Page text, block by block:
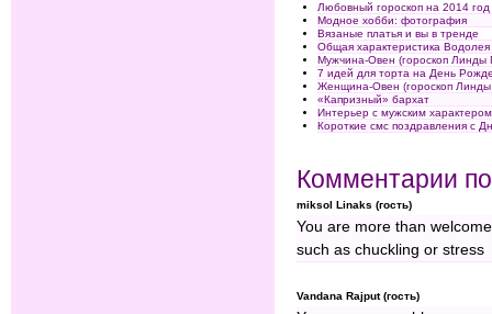
Любовный гороскоп на 2014
Модное хобби: фотография
Вязаные платья и вы в тренде
Общая характеристика Водолея
Мужчина-Овен (гороскоп Линды
7 идей для торта на День
Женщина-Овен (гороскоп Линды
«Капризный» бархат
Интерьер с мужским характером
Короткие смс поздравления с
Комментарии
miksol Linaks (гость)
You are more than
such as chuckling or stress
Vandana Rajput (гость)